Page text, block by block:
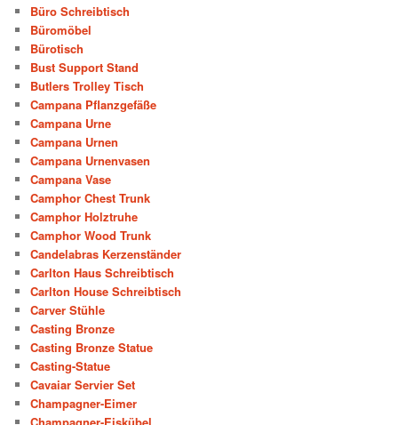
Büro Schreibtisch
Büromöbel
Bürotisch
Bust Support Stand
Butlers Trolley Tisch
Campana Pflanzgefäße
Campana Urne
Campana Urnen
Campana Urnenvasen
Campana Vase
Camphor Chest Trunk
Camphor Holztruhe
Camphor Wood Trunk
Candelabras Kerzenständer
Carlton Haus Schreibtisch
Carlton House Schreibtisch
Carver Stühle
Casting Bronze
Casting Bronze Statue
Casting-Statue
Cavaiar Servier Set
Champagner-Eimer